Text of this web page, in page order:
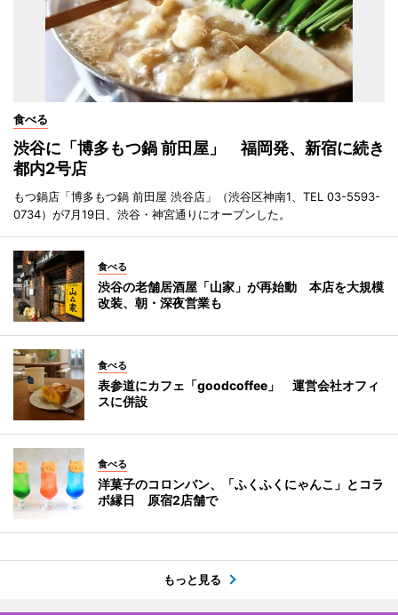
食べる
渋谷に「博多もつ鍋 前田屋」 福岡発、新宿に続き
都内2号店
もつ鍋店「博多もつ鍋 前田屋 渋谷店」（渋谷区神南1、TEL 03-5593-
0734）が7月19日、渋谷・神宮通りにオープンした。
食べる
渋谷の老舗居酒屋「山家」が再始動 本店を大規模
改装、朝・深夜営業も
食べる
表参道にカフェ「goodcoffee」 運営会社オフィ
スに併設
食べる
洋菓子のコロンバン、「ふくふくにゃんこ」とコラ
ボ縁日 原宿2店舗で
もっと見る